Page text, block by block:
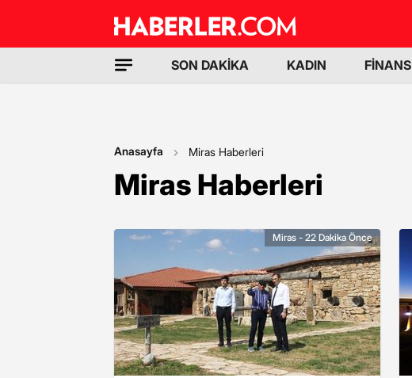
SON DAKİKA KADIN FİNANS
Anasayfa Miras Haberleri
Miras Haberleri
Miras - 22 Dakika Önce